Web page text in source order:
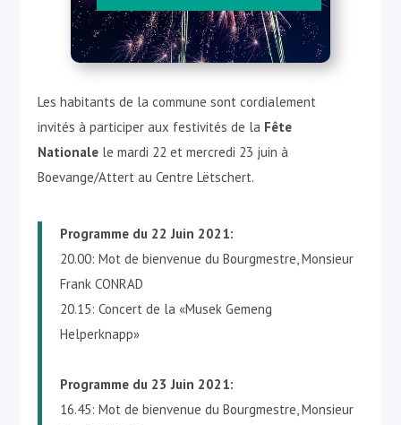
Les habitants de la commune sont cordialement
invités à participer aux festivités de la Fête
Nationale le mardi 22 et mercredi 23 juin à
Boevange/Attert au Centre Lëtschert.
Programme du 22 Juin 2021:
20.00: Mot de bienvenue du Bourgmestre, Monsieur
Frank CONRAD
20.15: Concert de la «Musek Gemeng
Helperknapp»
Programme du 23 Juin 2021:
16.45: Mot de bienvenue du Bourgmestre, Monsieur